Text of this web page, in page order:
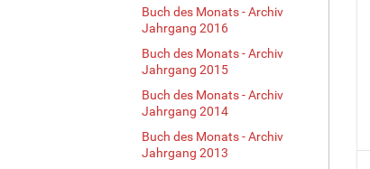
Buch des Monats - Archiv
Jahrgang 2016
Buch des Monats - Archiv
Jahrgang 2015
Buch des Monats - Archiv
Jahrgang 2014
Buch des Monats - Archiv
Jahrgang 2013